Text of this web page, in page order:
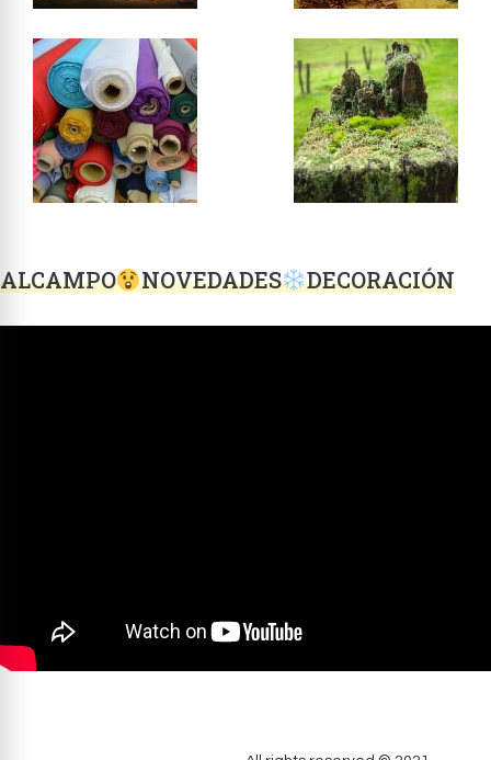
ALCAMPO NOVEDADES DECORACIÓN